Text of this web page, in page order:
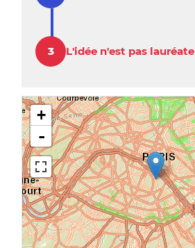
L'idée n'est pas lauréate
+
-